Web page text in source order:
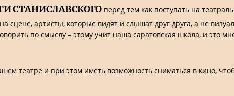
СТАНИСЛАВСКОГО перед тем как поступать на
сцене, артисты, которые видят и слышат друг друга, а не
по смыслу – этому учит наша саратовская школа, и это
театре и при этом иметь возможность сниматься в кино,